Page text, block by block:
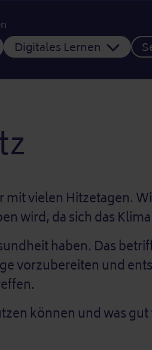
Digitales Lernen
vielen Hitzetagen.
wird, da sich das
haben. Das
vorzubereiten und
können und was